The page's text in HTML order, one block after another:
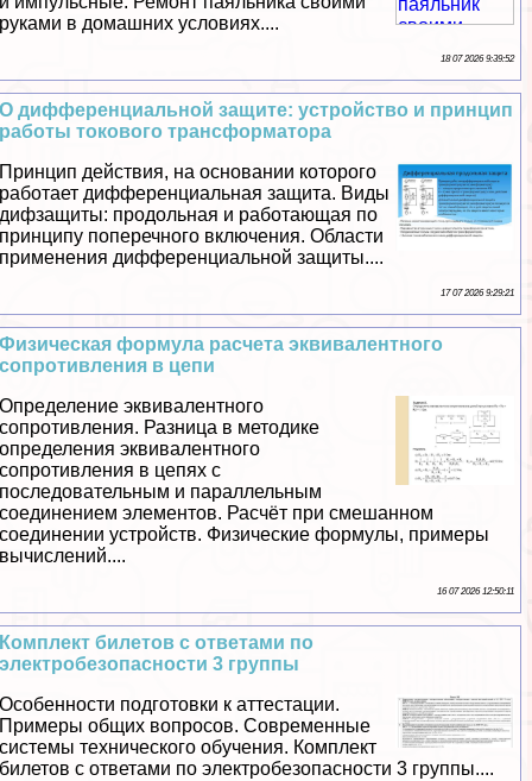
руками в домашних условиях....
18 07 2026 9:39:52
О дифференциальной защите: устройство и принцип
работы токового трaнcформатора
Принцип действия, на основании которого
работает дифференциальная защита. Виды
дифзащиты: продольная и работающая по
принципу поперечного включения. Области
применения дифференциальной защиты....
17 07 2026 9:29:21
Физическая формула расчета эквивалентного
сопротивления в цепи
Определение эквивалентного
сопротивления. Разница в методике
определения эквивалентного
сопротивления в цепях с
последовательным и параллельным
соединением элементов. Расчёт при смешанном
соединении устройств. Физические формулы, примеры
вычислений....
16 07 2026 12:50:11
Комплект билетов с ответами по
электробезопасности 3 группы
Особенности подготовки к аттестации.
Примеры общих вопросов. Современные
системы технического обучения. Комплект
билетов с ответами по электробезопасности 3 группы....